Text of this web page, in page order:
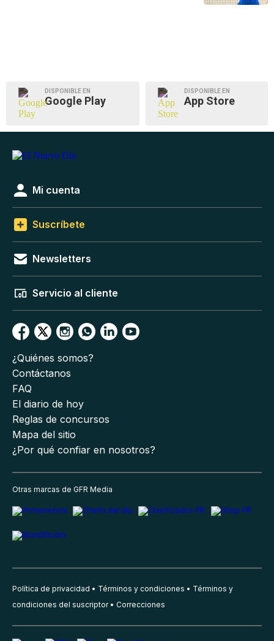
DISPONIBLE EN
Google Play
DISPONIBLE EN
App Store
Mi cuenta
Suscríbete
Newsletters
Servicio al cliente
¿Quiénes somos?
Contáctanos
FAQ
El diario de hoy
Reglas de concursos
Mapa del sitio
¿Por qué confiar en nosotros?
Otras marcas de GFR Media
Política de privacidad Términos y condiciones
Términos y
condiciones del suscriptor
Correcciones